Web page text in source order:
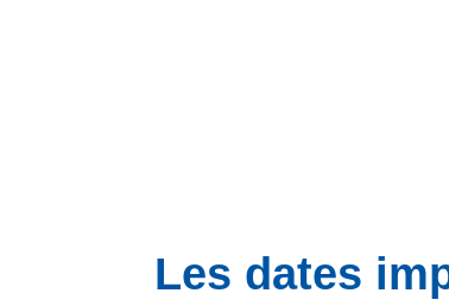
Les dates